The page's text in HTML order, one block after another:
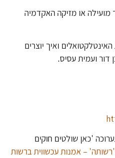
מועילה או מזיקה האקדמיה
ואיך יוצרים
ועמית עסיס.
'כאן שולטים חוקים
– אמנות עכשווית ברשות